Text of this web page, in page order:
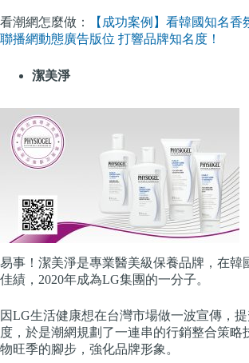
看潮網怎麼做：
【成功案例】看韓國知名香
聯播網動態廣告版位 打響品牌知名度！
潔美淨
易事！潔美淨是專業醫美級保養品牌，在韓
佳績，2020年成為LG集團的一分子。
因LG生活健康想在台灣市場做一波宣傳，
度，於是潮網規劃了一連串的行銷整合策略
物旺季的腳步，強化品牌形象。